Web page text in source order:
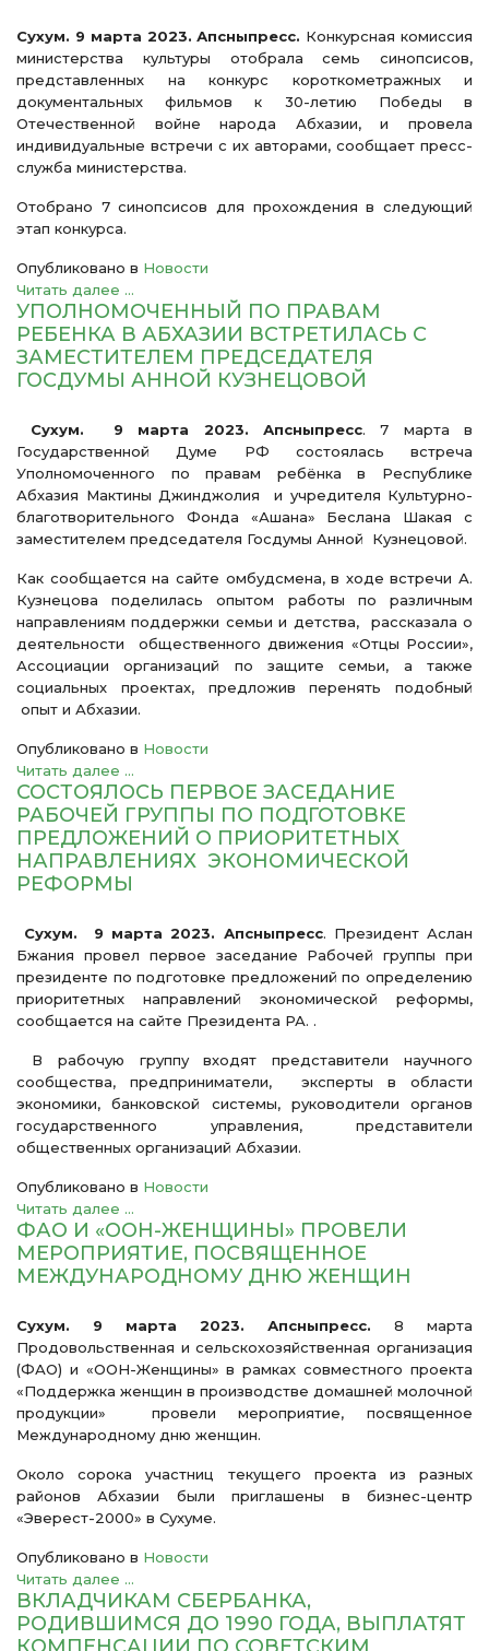
Сухум. 9 марта 2023. Апсныпресс. Конкурсная комиссия
министерства культуры отобрала семь синопсисов,
представленных на конкурс короткометражных и
документальных фильмов к 30-летию Победы в
Отечественной войне народа Абхазии, и провела
индивидуальные встречи с их авторами, сообщает пресс-
служба министерства.
Отобрано 7 синопсисов для прохождения в следующий
этап конкурса.
Опубликовано в Новости
Читать далее ...
УПОЛНОМОЧЕННЫЙ ПО ПРАВАМ
РЕБЕНКА В АБХАЗИИ ВСТРЕТИЛАСЬ С
ЗАМЕСТИТЕЛЕМ ПРЕДСЕДАТЕЛЯ
ГОСДУМЫ АННОЙ КУЗНЕЦОВОЙ
Сухум. 9 марта 2023. Апсныпресс. 7 марта в
Государственной Думе РФ состоялась встреча
Уполномоченного по правам ребёнка в Республике
Абхазия Мактины Джинджолия и учредителя Культурно-
благотворительного Фонда «Ашана» Беслана Шакая с
заместителем председателя Госдумы Анной Кузнецовой.
Как сообщается на сайте омбудсмена, в ходе встречи А.
Кузнецова поделилась опытом работы по различным
направлениям поддержки семьи и детства, рассказала о
деятельности общественного движения «Отцы России»,
Ассоциации организаций по защите семьи, а также
социальных проектах, предложив перенять подобный
опыт и Абхазии.
Опубликовано в Новости
Читать далее ...
СОСТОЯЛОСЬ ПЕРВОЕ ЗАСЕДАНИЕ
РАБОЧЕЙ ГРУППЫ ПО ПОДГОТОВКЕ
ПРЕДЛОЖЕНИЙ О ПРИОРИТЕТНЫХ
НАПРАВЛЕНИЯХ ЭКОНОМИЧЕСКОЙ
РЕФОРМЫ
Сухум. 9 марта 2023. Апсныпресс. Президент Аслан
Бжания провел первое заседание Рабочей группы при
президенте по подготовке предложений по определению
приоритетных направлений экономической реформы,
сообщается на сайте Президента РА. .
В рабочую группу входят представители научного
сообщества, предприниматели, эксперты в области
экономики, банковской системы, руководители органов
государственного управления, представители
общественных организаций Абхазии.
Опубликовано в Новости
Читать далее ...
ФАО И «ООН-ЖЕНЩИНЫ» ПРОВЕЛИ
МЕРОПРИЯТИЕ, ПОСВЯЩЕННОЕ
МЕЖДУНАРОДНОМУ ДНЮ ЖЕНЩИН
Сухум. 9 марта 2023. Апсныпресс. 8 марта
Продовольственная и сельскохозяйственная организация
(ФАО) и «ООН-Женщины» в рамках совместного проекта
«Поддержка женщин в производстве домашней молочной
продукции» провели мероприятие, посвященное
Международному дню женщин.
Около сорока участниц текущего проекта из разных
районов Абхазии были приглашены в бизнес-центр
«Эверест-2000» в Сухуме.
Опубликовано в Новости
Читать далее ...
ВКЛАДЧИКАМ СБЕРБАНКА,
РОДИВШИМСЯ ДО 1990 ГОДА, ВЫПЛАТЯТ